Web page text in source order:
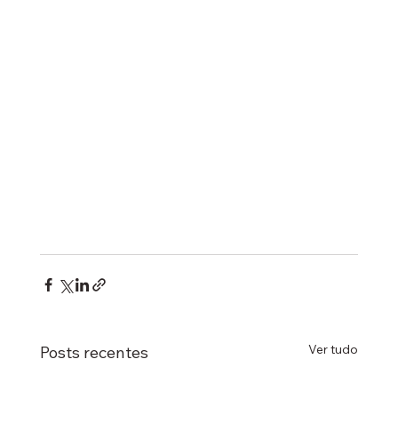
Posts recentes Ver tudo